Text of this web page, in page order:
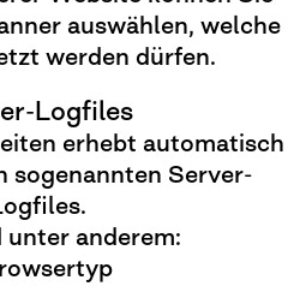
auswählen, welche
werden dürfen.
Logfiles
erhebt automatisch
sogenannten Server-
unter anderem: